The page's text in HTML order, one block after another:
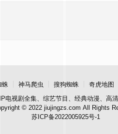
蛛 神马爬虫 搜狗蜘蛛 奇虎地图
电视剧全集、综艺节目、经典动漫、高
© 2022 jiujingzs.com All Rights
苏ICP备2022005925号-1